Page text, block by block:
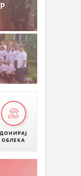
ДОНИРАЈ
ОБЛЕКА